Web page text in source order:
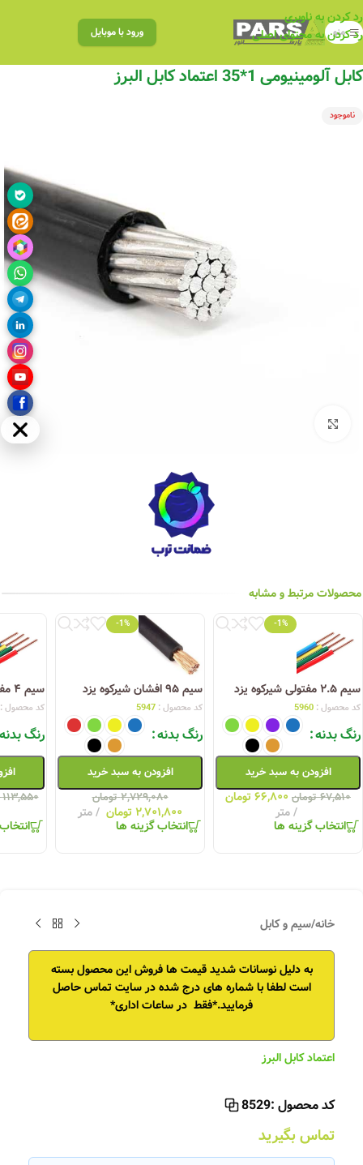
رد کردن به ناوبری
رد کردن به محتوای اصلی
منو ورود با موبایل
کابل آلومینیومی 1*35 اعتماد کابل البرز
ناموجود
محصولات مرتبط و مشابه
-1%
سیم ۲.۵ مفتولی شیرکوه یزد
کد محصول : 5960
رنگ بدنه
افزودن به سبد خرید
۶۷,۵۱۰ تومان ۶۶,۸۰۰تومان
متر
انتخاب گزینه ها
-1%
سیم ۹۵ افشان شیرکوه یزد
کد محصول : 5947
رنگ بدنه
افزودن به سبد خرید
۲,۷۲۹,۰۸۰ تومان
۲,۷۰۱,۸۰۰ تومان متر
انتخاب گزینه ها
سیم ۴ مفتولی شیرکوه یزد
کد محصول
رنگ بدنه
۱۱۳,۵۵۰
خانه/سیم و کابل
به دلیل نوسانات شدید قیمت ها فروش این محصول بسته
است لطفا با شماره های درج شده در سایت تماس حاصل
فرمایید.*فقط در ساعات اداری*
اعتماد کابل البرز
کد محصول :8529
تماس بگیرید